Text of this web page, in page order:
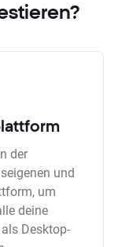
der
und
um
deine
Desktop-